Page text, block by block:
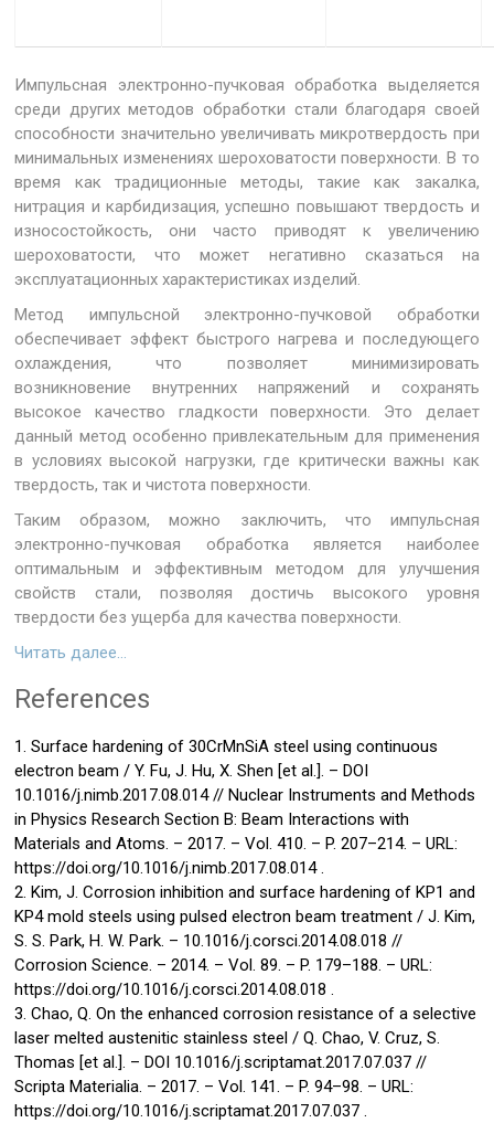
Импульсная электронно-пучковая обработка выделяется
среди других методов обработки стали благодаря своей
способности значительно увеличивать микротвердость при
минимальных изменениях шероховатости поверхности. В то
время как традиционные методы, такие как закалка,
нитрация и карбидизация, успешно повышают твердость и
износостойкость, они часто приводят к увеличению
шероховатости, что может негативно сказаться на
эксплуатационных характеристиках изделий.
Метод импульсной электронно-пучковой обработки
обеспечивает эффект быстрого нагрева и последующего
охлаждения, что позволяет минимизировать
возникновение внутренних напряжений и сохранять
высокое качество гладкости поверхности. Это делает
данный метод особенно привлекательным для применения
в условиях высокой нагрузки, где критически важны как
твердость, так и чистота поверхности.
Таким образом, можно заключить, что импульсная
электронно-пучковая обработка является наиболее
оптимальным и эффективным методом для улучшения
свойств стали, позволяя достичь высокого уровня
твердости без ущерба для качества поверхности.
Читать далее…
References
1. Surface hardening of 30CrMnSiA steel using continuous
electron beam / Y. Fu, J. Hu, X. Shen [et al.]. – DOI
10.1016/j.nimb.2017.08.014 // Nuclear Instruments and Methods
in Physics Research Section B: Beam Interactions with
Materials and Atoms. – 2017. – Vol. 410. – P. 207–214. – URL:
https://doi.org/10.1016/j.nimb.2017.08.014 .
2. Kim, J. Corrosion inhibition and surface hardening of KP1 and
KP4 mold steels using pulsed electron beam treatment / J. Kim,
S. S. Park, H. W. Park. – 10.1016/j.corsci.2014.08.018 //
Corrosion Science. – 2014. – Vol. 89. – P. 179–188. – URL:
https://doi.org/10.1016/j.corsci.2014.08.018 .
3. Chao, Q. On the enhanced corrosion resistance of a selective
laser melted austenitic stainless steel / Q. Chao, V. Cruz, S.
Thomas [et al.]. – DOI 10.1016/j.scriptamat.2017.07.037 //
Scripta Materialia. – 2017. – Vol. 141. – P. 94–98. – URL:
https://doi.org/10.1016/j.scriptamat.2017.07.037 .